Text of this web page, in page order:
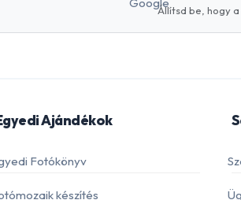
Állítsd be, hogy
Ajándékok
Fotókönyv
készítés